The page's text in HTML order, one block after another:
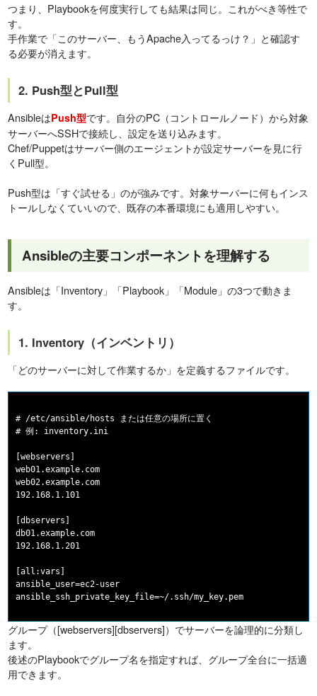
つまり、Playbookを何度実行しても結果は同じ。これがべき等性で
す。
手作業で「このサーバー、もうApache入ってるっけ？」と確認す
る必要が消えます。
2. Push型とPull型
AnsibleはPush型です。自分のPC（コントロールノード）から対象
サーバーへSSHで接続し、設定を送り込みます。
Chef/Puppetはサーバー側のエージェントが設定サーバーを見に行
くPull型。
Push型は「すぐ試せる」のが強みです。対象サーバーに何もインス
トールしなくていいので、既存の本番環境にも適用しやすい。
Ansibleの主要コンポーネントを理解する
Ansibleは「Inventory」「Playbook」「Module」の3つで動きま
す。
1. Inventory（インベントリ）
「どのサーバーに対して作業するか」を定義するファイルです。
# /etc/ansible/hosts または任意の場所に置く
# 例: inventory.ini
[webservers]
web01.example.com
web02.example.com
192.168.1.101
[dbservers]
db01.example.com
192.168.1.201
[all:vars]
ansible_user=ec2-user
グループ（[webservers][dbservers]）でサーバーを論理的に分類し
ます。
後述のPlaybookでグループ名を指定すれば、グループ全台に一括適
用できます。